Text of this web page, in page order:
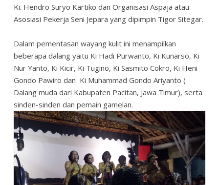
Ki. Hendro Suryo Kartiko dan Organisasi Aspaja atau
Asosiasi Pekerja Seni Jepara yang dipimpin Tigor Sitegar.
Dalam pementasan wayang kulit ini menampilkan
beberapa dalang yaitu Ki Hadi Purwanto, Ki Kunarso, Ki
Nur Yanto, Ki Kicir, Ki Tugino, Ki Sasmito Cokro, Ki Heni
Gondo Pawiro dan Ki Muhammad Gondo Ariyanto (
Dalang muda dari Kabupaten Pacitan, Jawa Timur), serta
sinden-sinden dan pemain gamelan.